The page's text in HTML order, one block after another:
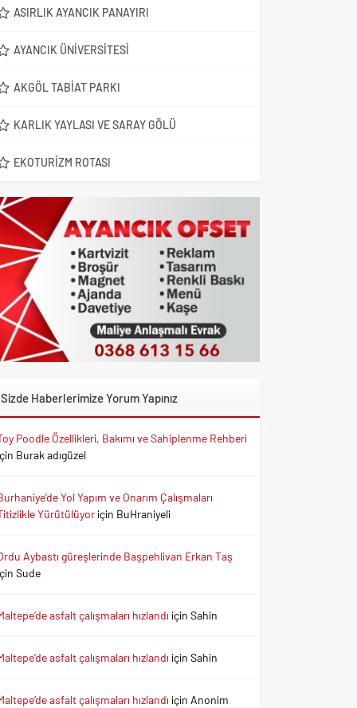
ASIRLIK AYANCIK PANAYIRI
AYANCIK ÜNIVERSITESI
AKGÖL TABIAT PARKI
KARLIK YAYLASI VE SARAY GÖLÜ
EKOTURIZM ROTASI
Sizde Haberlerimize Yorum Yapınız
Poodle Özellikleri, Bakımı ve Sahiplenme Rehberi
Burak adıgüzel
Yol Yapım ve Onarım Çalışmaları
Yürütülüyoriçin BuHraniyeli
Aybastı güreşlerinde Başpehlivan Erkan Taş
Sude
asfalt çalışmaları hızlandı içinSahin
asfalt çalışmaları hızlandı içinSahin
asfalt çalışmaları hızlandı için Anonim